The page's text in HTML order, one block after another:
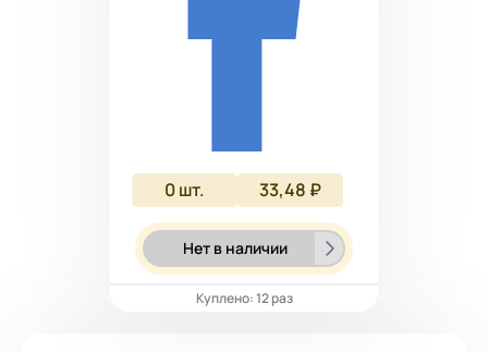
0шт. 33,48 ₽
Нет в наличии
Куплено: 12 раз